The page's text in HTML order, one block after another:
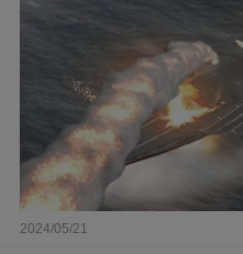
2024/05/21